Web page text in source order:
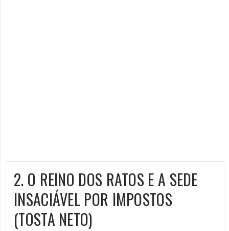
2. O REINO DOS RATOS E A SEDE
INSACIÁVEL POR IMPOSTOS
(TOSTA NETO)